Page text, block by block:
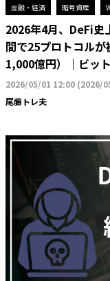
金融・経済 暗号資産
2026年4月、DeFi
間で25プロトコル
1,000億円）｜ビッ
2026/05/01 12:00 (2026/
尾藤トレ夫